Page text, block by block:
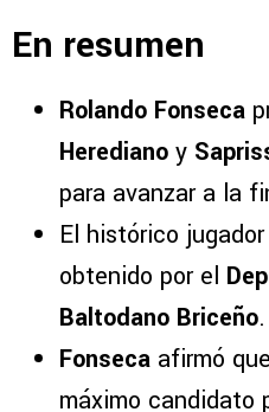
En resumen
Rolando Fonseca
Herediano y
para avanzar a la
El histórico
obtenido por el
Baltodano Briceño.
Fonseca afirmó que
máximo candidato